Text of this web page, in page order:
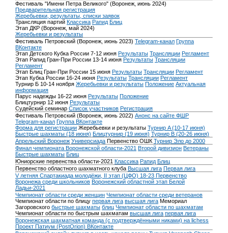
Фестиваль "Имени Петра Великого" (Воронеж, июнь 2024)
Предварительная регистрация
Жеребьевки, результаты, списки заявок
Трансляция партий Классика Рапид Блиц
Этап ДКР (Воронеж, май 2024)
Жеребьевки и результаты
Фестиваль Петровский (Воронеж, июнь 2023) Telegram-канал Группа
ВКонтакте
Этап Детского Кубка России 7-12 июня Результаты Трансляции Регламент
Этап Рапид Гран-При России 13-14 июня Результаты Трансляции
Регламент
Этап Блиц Гран-При России 15 июня Результаты Трансляции Регламент
Этап Кубка России 16-24 июня Результаты Трансляции Регламент
Турнир Б 10-14 ноября Жеребьевки и результаты Положение Актуальная
информация
Парус надежды 16-22 июня Результаты Положение
Блицтурнир 12 июня Результаты
Судейский семинар Список участников Регистрация
Фестиваль Петровский (Воронеж, июнь 2022) Анонс на сайте ФШР
Telegram-канал Группа ВКонтакте
Форма для регистрации Жеребьевки и результаты Турнир A (10-17 июня)
Быстрые шахматы (18 июня) Блицтурнир (19 июня) Турнир B (20-26 июня)
Апрельский Воронеж Универсиада Первенство ОШК Турнир Эло до 2000
Финал чемпионата Воронежской области-2021 Второй дивизион Ветераны
Быстрые шахматы Блиц
Юниорские первенства области-2021 Классика Рапид Блиц
Первенство областного шахматного клуба Высшая лига Первая лига
V летняя Спартакиада молодёжи, II этап (ЦФО) 18-23 Первенство
Воронежа среди школьников Воронежский областной этап Белой
Ладьи-2021
Чемпионат области среди женщин Чемпионат области среди ветеранов
Чемпионат области по блицу первая лига высшая лига Мемориал
Загоровского быстрые шахматы блиц Чемпионат области по шахматам
Чемпионат области по быстрым шахматам высшая лига первая лига
Воронежская шахматная команда (с подтверждёнными никами) на lichess
Проект Патиум (PostOrion) ВКонтакте